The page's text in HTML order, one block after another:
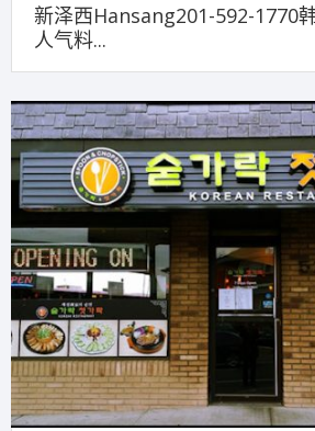
新泽西Hansang201-592-1770
人气料...